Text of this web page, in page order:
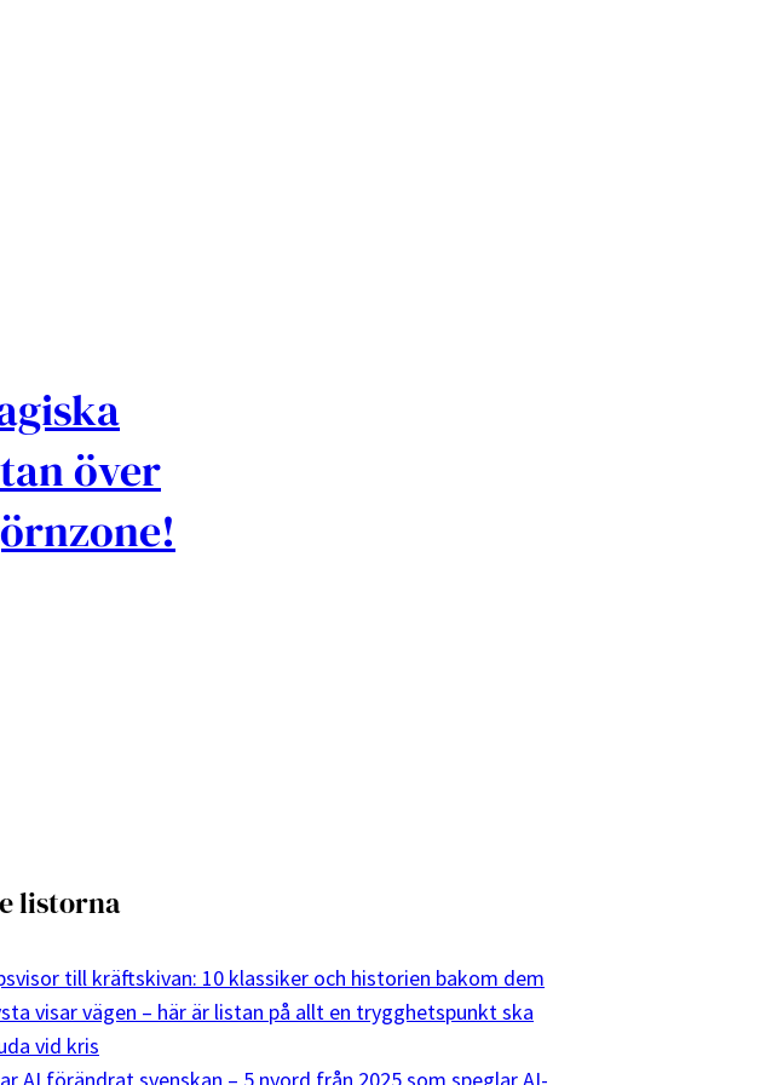
över
listorna
till kräftskivan: 10 klassiker och historien bakom dem
visar vägen – här är listan på allt en trygghetspunkt ska
vid kris